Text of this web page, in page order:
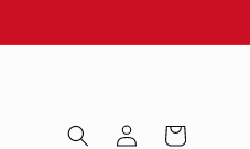
ConnexionPanier